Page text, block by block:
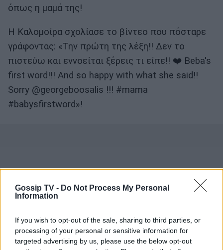
Gossip TV - Do Not Process My Personal
Information
If you wish to opt-out of the sale, sharing to third parties, or
processing of your personal or sensitive information for
targeted advertising by us, please use the below opt-out
όπως η μαμά της!
Η Καλομοίρα σχολίασε το βίντεο που πόσταρε
γράφοντας: «Την πρώτη της λέξη!! Δεν το
πιστεύω και εννοείται ξέρεις τι είπε!! ❤️ Beba's
first word!!! And so happy with what she said!!
Sorry @georgeboosalis !!! #mama
#babysfirstword»!